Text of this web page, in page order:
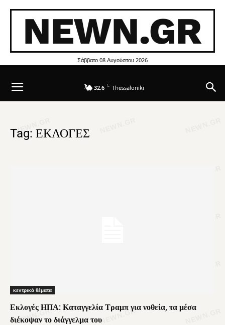
NEWN.GR
Σάββατο 08 Αυγούστου 2026
32.6 C Thessaloniki
Tag: ΕΚΛΟΓΕΣ
κεντρικά θέματα
Εκλογές ΗΠΑ: Καταγγελία Τραμπ για νοθεία, τα μέσα
διέκοψαν το διάγγελμα του